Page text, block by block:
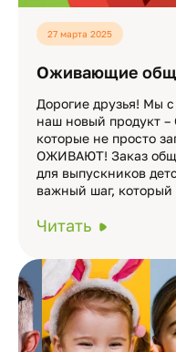
27 марта 2025
Оживающие
Дорогие друзья! Мы
наш новый продукт
которые не просто
ОЖИВАЮТ! Заказ
для выпускников
важный шаг, который
Читать